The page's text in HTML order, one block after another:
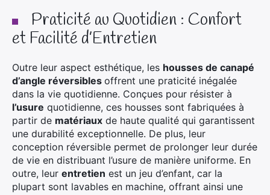
Praticité au Quotidien : Confort
et Facilité d’Entretien
Outre leur aspect esthétique, les housses de canapé
d’angle réversibles offrent une praticité inégalée
dans la vie quotidienne. Conçues pour résister à
l’usure quotidienne, ces housses sont fabriquées à
partir de matériaux de haute qualité qui garantissent
une durabilité exceptionnelle. De plus, leur
conception réversible permet de prolonger leur durée
de vie en distribuant l’usure de manière uniforme. En
outre, leur entretien est un jeu d’enfant, car la
plupart sont lavables en machine, offrant ainsi une